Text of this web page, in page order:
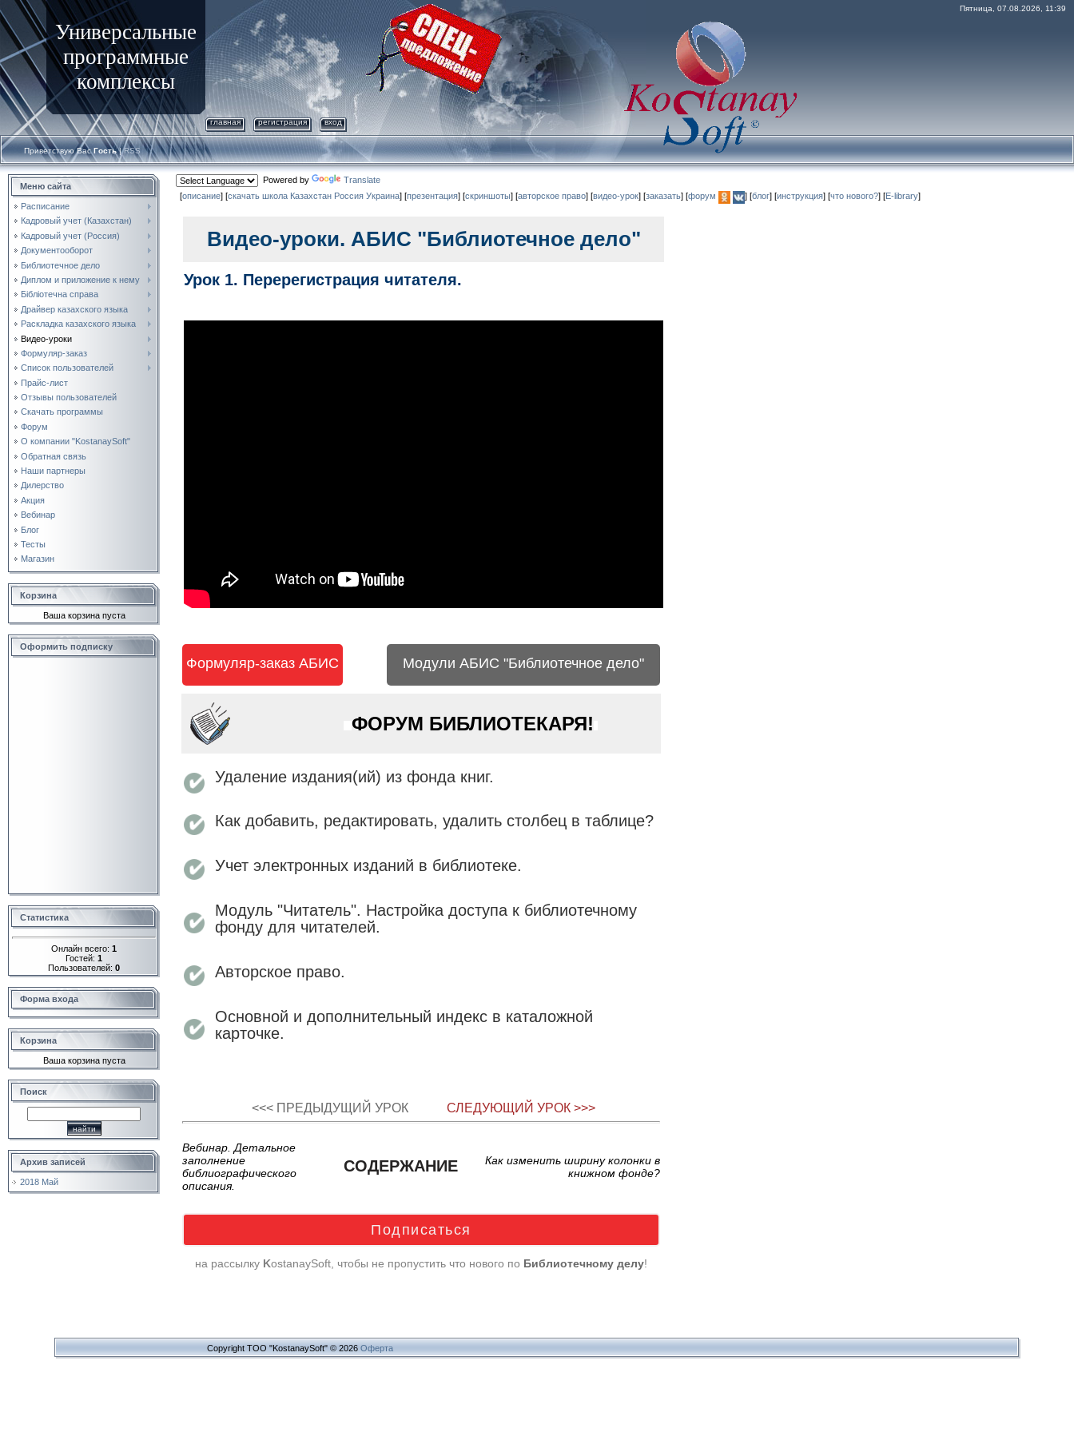
Универсальные
программные
комплексы
Пятница, 07.08.2026, 11:39
главная регистрация вход
Приветствую Вас Гость|RSS
Меню сайта
Расписание
Кадровый учет (Казахстан)
Кадровый учет (Россия)
Документооборот
Библиотечное дело
Диплом и приложение к нему
Бібліотечна справа
Драйвер казахского языка
Раскладка казахского языка
Видео-уроки
Формуляр-заказ
Список пользователей
Прайс-лист
Отзывы пользователей
Скачать программы
Форум
О компании "KostanaySoft"
Обратная связь
Наши партнеры
Дилерство
Акция
Вебинар
Блог
Тесты
Магазин
Корзина
Ваша корзина пуста
Оформить подписку
Статистика
Онлайн всего: 1
Гостей: 1
Пользователей: 0
Форма входа
Корзина
Ваша корзина пуста
Поиск
Архив записей
2018 Май
Powered by
Translate
[описание] [скачать школа Казахстан Россия Украина] [презентация] [скриншоты] [авторское право] [видео-урок] [заказать] [форум ] [блог] [инструкция] [что нового?] [E-library]
Видео-уроки. АБИС "Библиотечное дело"
Урок 1. Перерегистрация читателя.
Формуляр-заказ АБИС Модули АБИС "Библиотечное дело"
ФОРУМ БИБЛИОТЕКАРЯ!
Удаление издания(ий) из фонда книг.
Как добавить, редактировать, удалить столбец в таблице?
Учет электронных изданий в библиотеке.
Модуль "Читатель". Настройка доступа к библиотечному
фонду для читателей.
Авторское право.
Основной и дополнительный индекс в каталожной
карточке.
<<< ПРЕДЫДУЩИЙ УРОК СЛЕДУЮЩИЙ УРОК >>>
Вебинар. Детальное
заполнение
библиографического
описания.
СОДЕРЖАНИЕ
Как изменить ширину колонки в
книжном фонде?
Подписаться
на рассылку KostanaySoft, чтобы не пропустить что нового по Библиотечному делу!
Copyright ТОО "KostanaySoft" © 2026 Оферта